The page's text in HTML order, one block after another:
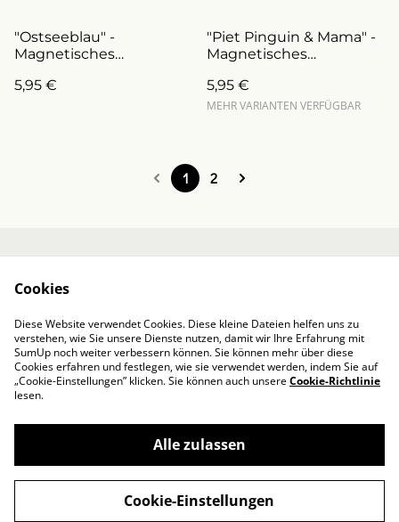
"Ostseeblau" -
Magnetisches
(ArtNr.L0002)
5,95 €
"Piet Pinguin & Mama" -
Magnetisches
oder Mamas
Geburtstags
5,95 €
MEHR VARIANTEN VERFÜGBAR
1 2
AGB / Impressum
SumUp
Cookie-Richtlinie
©2026Designed by Iris
powered by
Cookies
Diese Website verwendet Cookies. Diese kleine Dateien helfen uns zu
verstehen, wie Sie unsere Dienste nutzen, damit wir Ihre Erfahrung mit
SumUp noch weiter verbessern können. Sie können mehr über diese
Cookies erfahren und festlegen, wie sie verwendet werden, indem Sie auf
„Cookie-Einstellungen” klicken. Sie können auch unsereCookie-Richtlinie
lesen.
Alle zulassen
Cookie-Einstellungen